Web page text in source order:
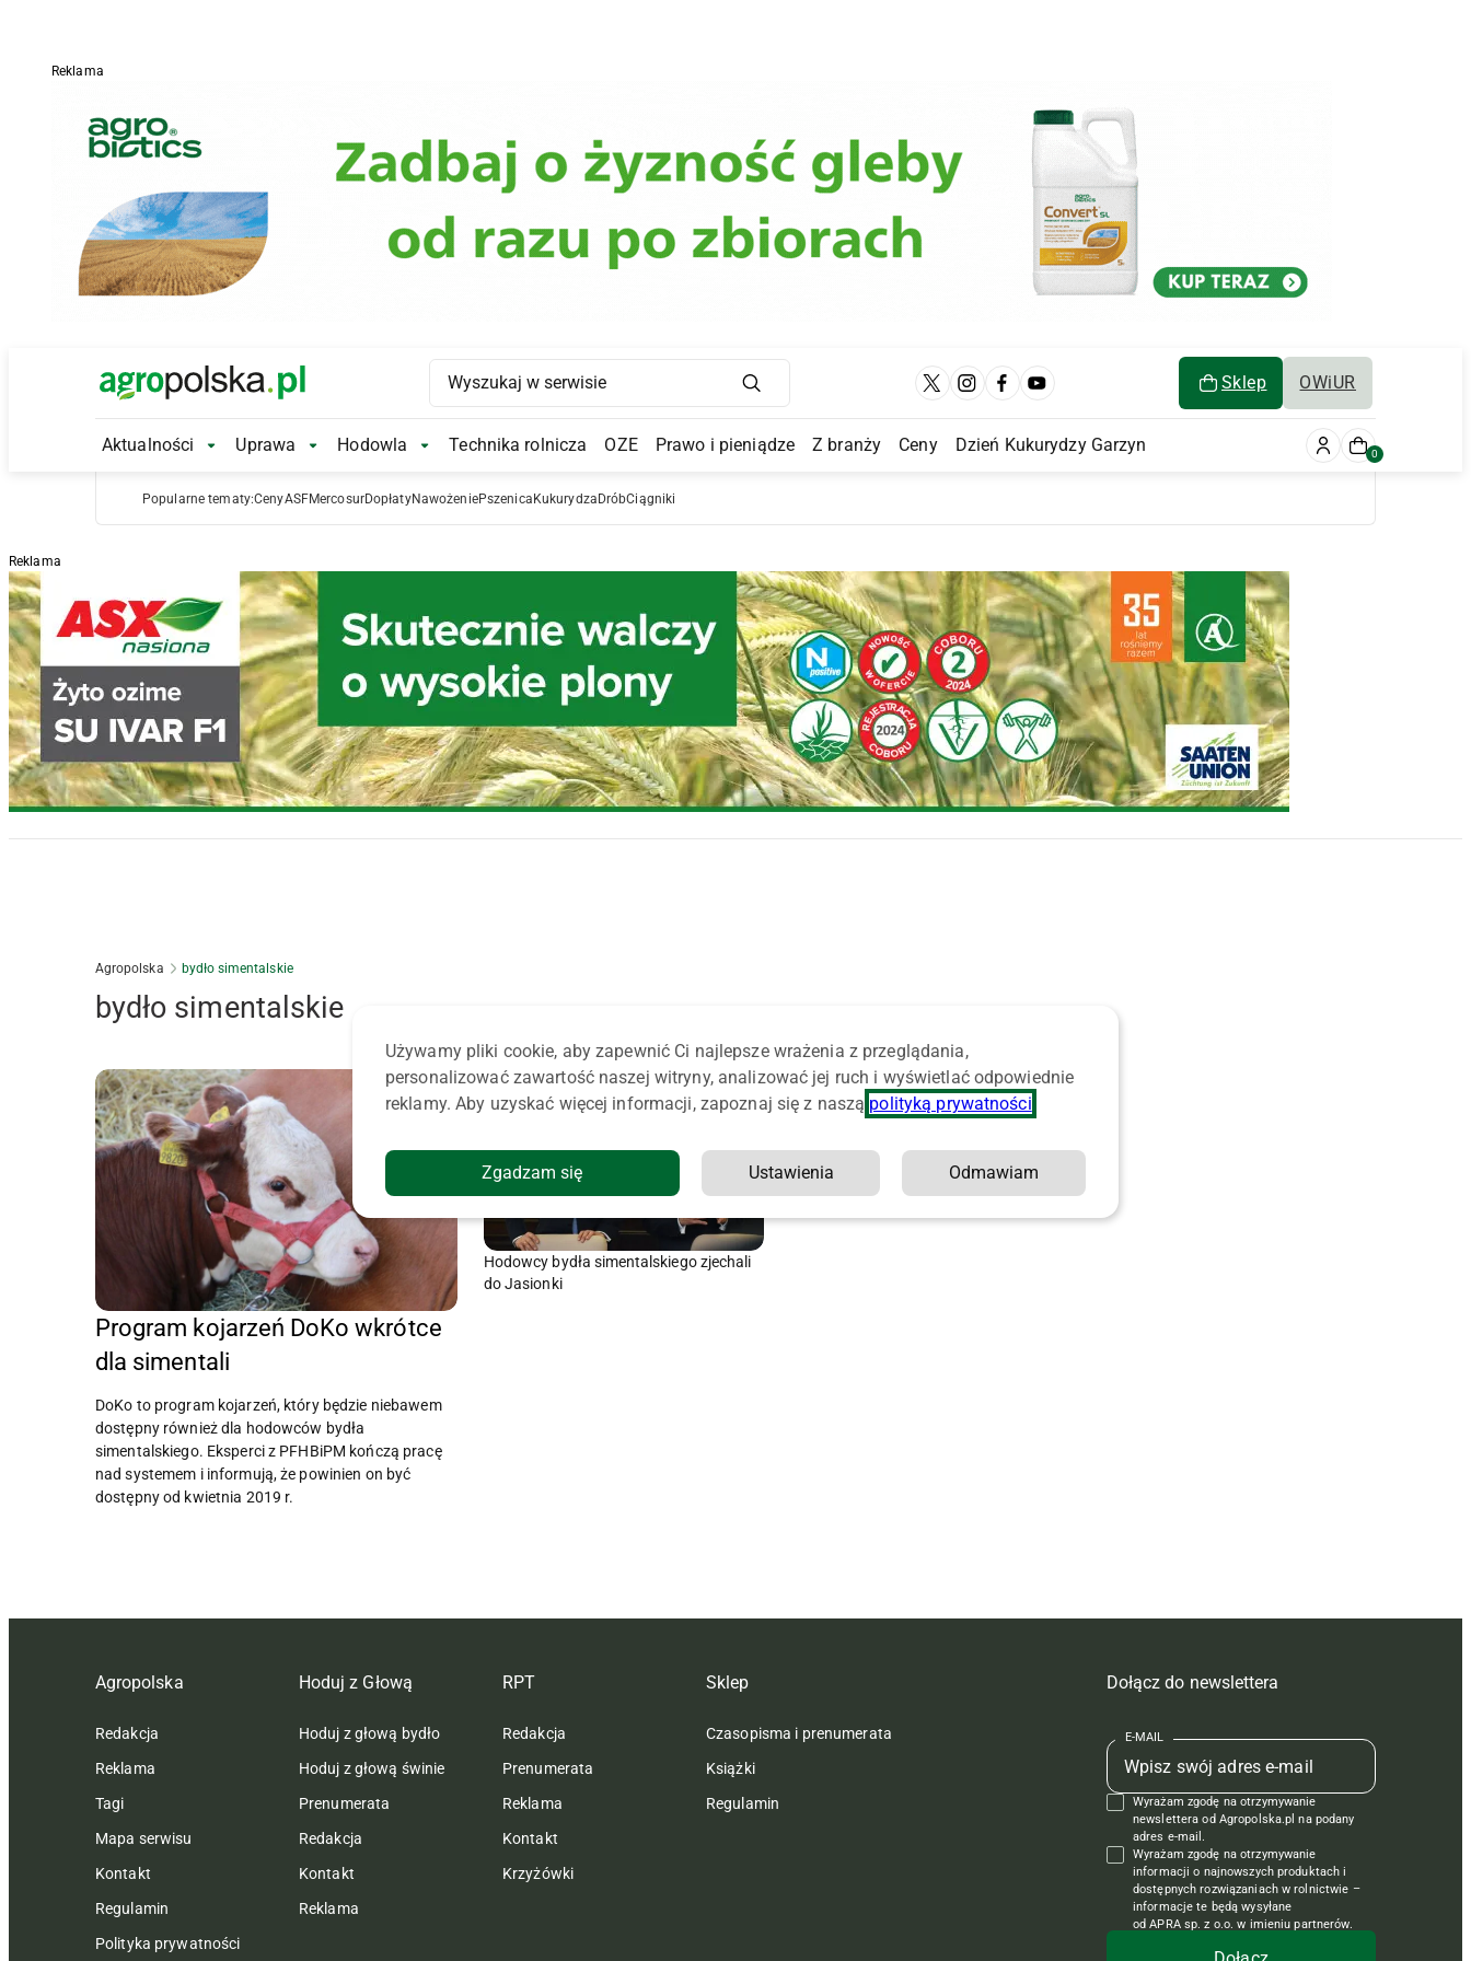
Reklama
Main Logo Sklep OWiUR
Main Navigation
Aktualności Aktualności Submenu
Uprawa Uprawa Submenu
Hodowla Hodowla Submenu
Technika rolnicza OZE Prawo i pieniądze Z branży Ceny Dzień Kukurydzy Garzyn 0
Popularne tematy:CenyASFMercosurDopłatyNawożeniePszenica Kukurydza DróbCiągniki
Reklama
Agropolska bydło simentalskie
bydło simentalskie
Program kojarzeń DoKo wkrótce
dla simentali
DoKo to program kojarzeń, który będzie niebawem
dostępny również dla hodowców bydła
simentalskiego. Eksperci z PFHBiPM kończą pracę
nad systemem i informują, że powinien on być
dostępny od kwietnia 2019 r.
Hodowcy bydła simentalskiego zjechali
do Jasionki
Agropolska
Redakcja
Reklama
Tagi
Mapa serwisu
Kontakt
Regulamin
Polityka prywatności
Hoduj z Głową
Hoduj z głową bydło
Hoduj z głową świnie
Prenumerata
Redakcja
Kontakt
Reklama
RPT
Redakcja
Prenumerata
Reklama
Kontakt
Krzyżówki
Sklep
Czasopisma i prenumerata
Książki
Regulamin
Dołącz do newslettera
E-MAIL
Wyrażam zgodę na otrzymywanie
newslettera od Agropolska.pl na podany
adres e-mail.
Wyrażam zgodę na otrzymywanie
informacji o najnowszych produktach i
dostępnych rozwiązaniach w rolnictwie –
informacje te będą wysyłane
od APRA sp. z o.o. w imieniu partnerów.
Używamy pliki cookie, aby zapewnić Ci najlepsze wrażenia z przeglądania,
personalizować zawartość naszej witryny, analizować jej ruch i wyświetlać odpowiednie
reklamy. Aby uzyskać więcej informacji, zapoznaj się z naszą polityką prywatności
Zgadzam się Ustawienia Odmawiam